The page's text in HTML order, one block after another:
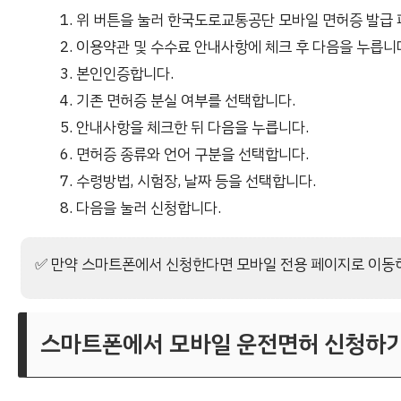
위 버튼을 눌러 한국도로교통공단 모바일 면허증 발급
이용약관 및 수수료 안내사항에 체크 후 다음을 누릅니
본인인증합니다.
기존 면허증 분실 여부를 선택합니다.
안내사항을 체크한 뒤 다음을 누릅니다.
면허증 종류와 언어 구분을 선택합니다.
수령방법, 시험장, 날짜 등을 선택합니다.
다음을 눌러 신청합니다.
✅ 만약 스마트폰에서 신청한다면 모바일 전용 페이지로 이
스마트폰에서 모바일 운전면허 신청하